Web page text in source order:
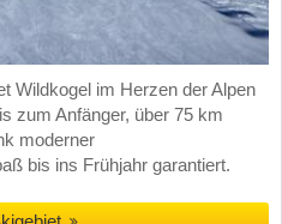
Wildkogel im Herzen der Alpen
zum Anfänger, über 75 km
moderner
bis ins Frühjahr garantiert.